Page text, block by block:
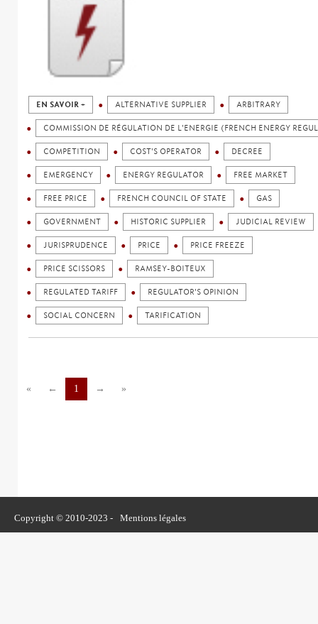
EN SAVOIR + ALTERNATIVE SUPPLIER ARBITRARY
COMMISSION DE RÉGULATION DE L'ENERGIE (FRENCH ENERGY
COMPETITION COST'S OPERATOR DECREE
EMERGENCY ENERGY REGULATOR FREE MARKET
FREE PRICE FRENCH COUNCIL OF STATE GAS
GOVERNMENT HISTORIC SUPPLIER JUDICIAL REVIEW
JURISPRUDENCE PRICE PRICE FREEZE
PRICE SCISSORS RAMSEY-BOITEUX
REGULATED TARIFF REGULATOR'S OPINION
SOCIAL CONCERN TARIFICATION
« ← 1 → »
Copyright © 2010-2023 - Mentions légales